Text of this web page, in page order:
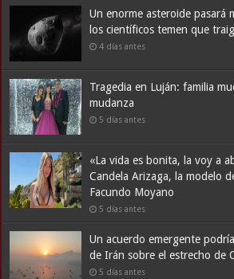
Un enorme asteroide pasará
los científicos temen que
4 días antes
Tragedia en Luján: familia
mudanza
5 días antes
«La vida es bonita, la voy a
Candela Arizaga, la modelo
Facundo Moyano
5 días antes
Un acuerdo emergente
de Irán sobre el estrecho de
5 días antes